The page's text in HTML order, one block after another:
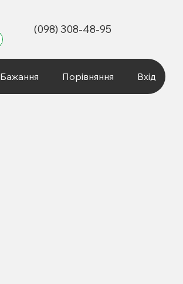
(098) 308-48-95
Бажання Порівняння Вхід